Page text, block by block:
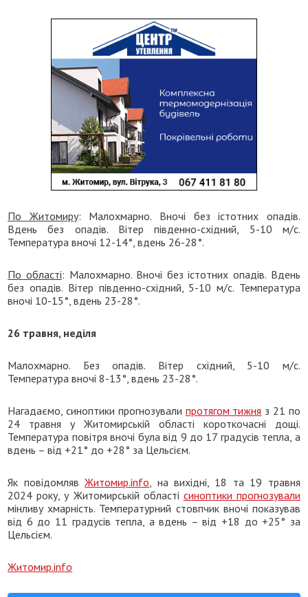
По Житомиру: Малохмарно. Вночі без істотних опадів.
Вдень без опадів. Вітер південно-східний, 5-10 м/с.
Температура вночі 12-14°, вдень 26-28°.
По області: Малохмарно. Вночі без істотних опадів. Вдень
без опадів. Вітер південно-східний, 5-10 м/с. Температура
вночі 10-15°, вдень 23-28°.
26 травня, неділя
Малохмарно. Без опадів. Вітер східний, 5-10 м/с.
Температура вночі 8-13°, вдень 23-28°.
Нагадаємо, синоптики прогнозували протягом тижня з 21 по
24 травня у Житомирській області короткочасні дощі.
Температура повітря вночі була від 9 до 17 градусів тепла, а
вдень – від +21° до +28° за Цельсієм.
Як повідомлявЖитомир.info , на вихідні, 18 та 19 травня
2024 року, у Житомирській області синоптики прогнозували
мінливу хмарність. Температурний стовпчик вночі показував
від 6 до 11 градусів тепла, а вдень – від +18 до +25° за
Цельсієм.
Житомир.info